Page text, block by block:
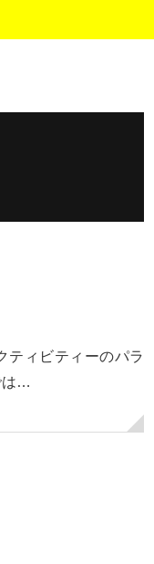
ティビティーのパラ
は…